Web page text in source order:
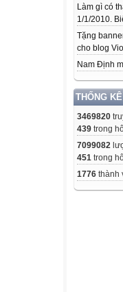
Làm gì có
1/1/2010.
Tặng
cho blog
Nam Định
THỐNG KÊ
3469820
439 trong
7099082
451 trong
1776 thành